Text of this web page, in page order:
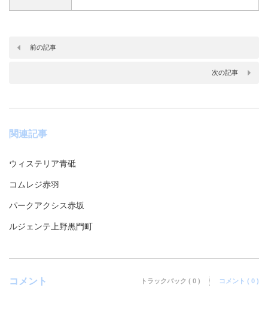
前の記事
次の記事
関連記事
ウィステリア青砥
コムレジ赤羽
パークアクシス赤坂
ルジェンテ上野黒門町
コメント トラックバック ( 0 ) コメント ( 0 )